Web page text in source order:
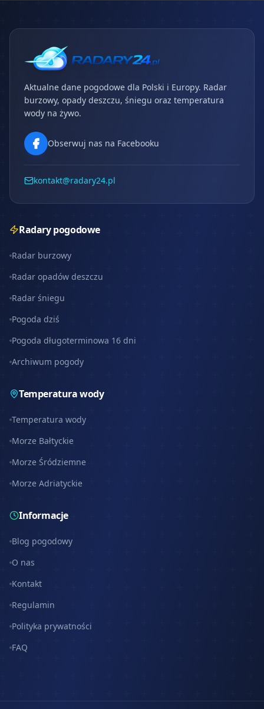
Aktualne dane pogodowe dla Polski i Europy. Radar
burzowy, opady deszczu, śniegu oraz temperatura
wody na żywo.
Obserwuj nas na Facebooku
kontakt@radary24.pl
Radary pogodowe
Radar burzowy
Radar opadów deszczu
Radar śniegu
Pogoda dziś
Pogoda długoterminowa 16 dni
Archiwum pogody
Temperatura wody
Temperatura wody
Morze Bałtyckie
Morze Śródziemne
Morze Adriatyckie
Informacje
Blog pogodowy
O nas
Kontakt
Regulamin
Polityka prywatności
FAQ